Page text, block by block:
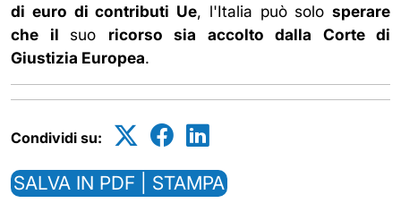
di euro di contributi Ue, l'Italia può solo sperare
che il suo ricorso sia accolto dalla Corte di
Giustizia Europea.
Condividi su:
SALVA IN PDF | STAMPA